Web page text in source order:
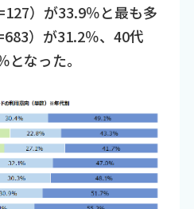
）が33.9％と最も多
）が31.2％、40代
となった。